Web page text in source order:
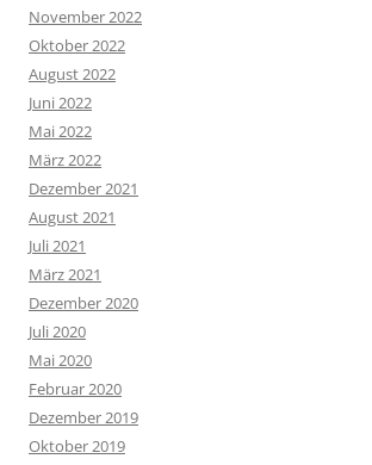
November 2022
Oktober 2022
August 2022
Juni 2022
Mai 2022
März 2022
Dezember 2021
August 2021
Juli 2021
März 2021
Dezember 2020
Juli 2020
Mai 2020
Februar 2020
Dezember 2019
Oktober 2019